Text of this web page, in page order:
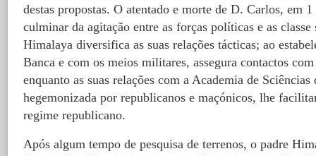
destas propostas. O atentado e morte de D. Carlos, em
culminar da agitação entre as forças políticas e as classe
Himalaya diversifica as suas relações tácticas; ao
Banca e com os meios militares, assegura contactos
enquanto as suas relações com a Academia de Sciências
hegemonizada por republicanos e maçónicos, lhe
regime republicano.
Após algum tempo de pesquisa de terrenos, o padre